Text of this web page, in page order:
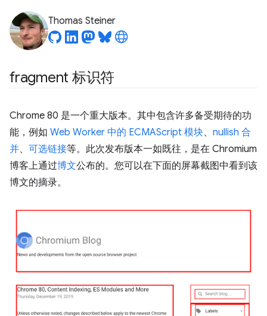
Thomas Steiner
fragment 标识符
Chrome 80 是一个重大版本。其中包含许多备受期待的功
能，例如 Web Worker 中的 ECMAScript 模块、 nullish 合
并、 可选链接等。此次发布版本一如既往，是在 Chromium
博客上通过博文公布的。您可以在下面的屏幕截图中看到该
博文的摘录。